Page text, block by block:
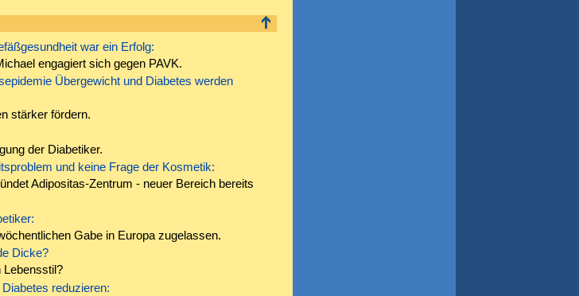
war ein Erfolg:
engagiert sich gegen PAVK.
Übergewicht und Diabetes werden
stärker fördern.
der Diabetiker.
und keine Frage der Kosmetik:
Adipositas-Zentrum - neuer Bereich bereits
Gabe in Europa zugelassen.
Dicke?
Lebensstil?
reduzieren: